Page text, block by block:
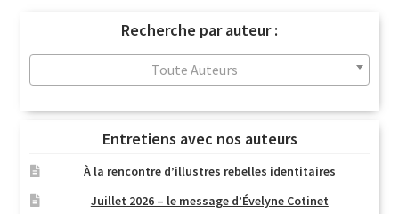
Recherche par auteur :
Toute Auteurs
Entretiens avec nos auteurs
À la rencontre d’illustres rebelles identitaires
Juillet 2026 – le message d’Évelyne Cotinet